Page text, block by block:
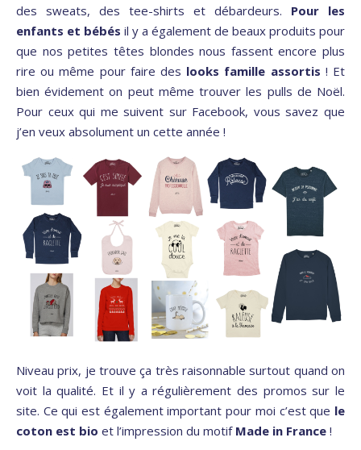
des sweats, des tee-shirts et débardeurs. Pour les
enfants et bébés il y a également de beaux produits pour
que nos petites têtes blondes nous fassent encore plus
rire ou même pour faire des looks famille assortis ! Et
bien évidement on peut même trouver les pulls de Noël.
Pour ceux qui me suivent sur Facebook, vous savez que
j’en veux absolument un cette année !
Niveau prix, je trouve ça très raisonnable surtout quand on
voit la qualité. Et il y a régulièrement des promos sur le
site. Ce qui est également important pour moi c’est que le
coton est bio et l’impression du motif Made in France !